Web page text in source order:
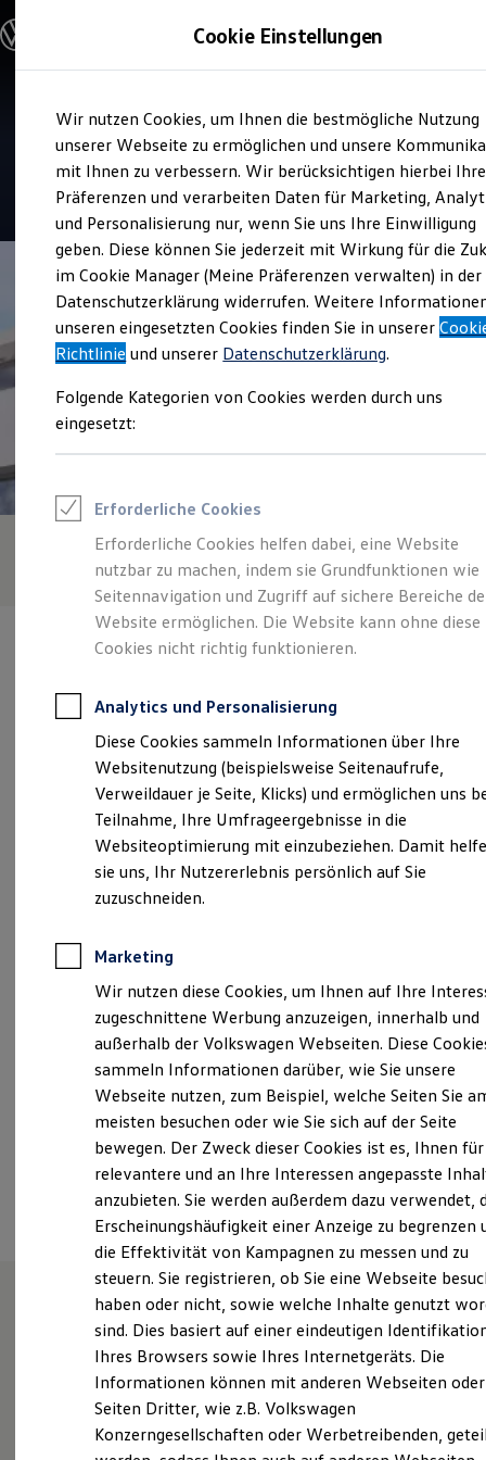
Hauptinhalt
springen
Footer
springen
Modelle und Konfigurator
Modelle vergleichen
Elektroautos
ENERGY Sondermodelle
Nutzfahrzeuge
SUV und CUV
Familienautos
Kombis
Kompaktwagen
Sportwagen
Schnell verfügbare Fahrzeuge
Angebote und Produkte
Aktuelle Angebote
E-Auto-Förderung
Volkswagen Marktplatz
Junge Gebrauchtwagen und Gebrauchtwagen
Volkswagen Zertifizierte Gebrauchtwagen
Zubehör- und Serviceangebote
Leasing
Leasing-Angebote
Gebrauchtwagen Leasing
Junge Gebrauchtwagen-Leasing
Elektroauto Leasing
Kleinwagen-Leasing
Leasing ohne Anzahlung
Finanzierung
Kfz-Versicherung
Restschuldversicherungen
Garantien
Wartungsverträge
Geschäftskunden
Professional Class bei Volkswagen
Großkunden
Behörden
Direktkunden
Sonderfahrzeuge
Anpfiff zum Gewinn
Elektroautos
ID. Tutorials
Elektrofahrzeugkonzepte
Reichweite
Reichweite der ID. Modelle
Reichweite im Winter
Laden
Laden unterwegs
Laden Zuhause
Ladestationen finden
Ladezeitensimulator
Batterie
Sicherheit
Garantie und Lebensdauer
Nachhaltigkeit
Technologie
Kosten und Kauf
Verbrauchskosten
Kaufoptionen
E-Auto-Förderung
Software und Konnektivität
ID. Software Versionen und Updates
Digitale Extras
Schnittstellen zu Ihrem ID.
Service
Auto-Kuhn
4.9| 114 Bewertungen
Verantwortlich für die Inhalte auf dieser Seite ist die Auto-Kuhn
Impressum & Rechtliches)
Hohenzieritzer Straße 35, 17235 Neustrelitz
mail@autokuhn.com
Montag
Sonntag
Geschlossen
Ansprechpartner
Herzlich Willkommen bei
Auto-Kuhn in Neustrelitz
Seit 1993 sind wir AUTO-KUHN in Neustrelitz. Als
Cookie Einstellungen
Wir nutzen Cookies, um Ihnen die bestmögliche Nutzung
unserer Webseite zu ermöglichen und unsere
mit Ihnen zu verbessern. Wir berücksichtigen hierbei Ihre
Präferenzen und verarbeiten Daten für Marketing,
und Personalisierung nur, wenn Sie uns Ihre Einwilligung
geben. Diese können Sie jederzeit mit Wirkung für die
im Cookie Manager (Meine Präferenzen verwalten) in der
Datenschutzerklärung widerrufen. Weitere
unseren eingesetzten Cookies finden Sie in unserer
Richtlinie und unserer Datenschutzerklärung.
Folgende Kategorien von Cookies werden durch uns
eingesetzt:
Erforderliche Cookies
Erforderliche Cookies helfen dabei, eine Website
nutzbar zu machen, indem sie Grundfunktionen wie
Seitennavigation und Zugriff auf sichere Bereiche
Website ermöglichen. Die Website kann ohne diese
Cookies nicht richtig funktionieren.
Analytics und Personalisierung
Diese Cookies sammeln Informationen über Ihre
Websitenutzung (beispielsweise Seitenaufrufe,
Verweildauer je Seite, Klicks) und ermöglichen uns
Teilnahme, Ihre Umfrageergebnisse in die
Websiteoptimierung mit einzubeziehen. Damit
sie uns, Ihr Nutzererlebnis persönlich auf Sie
zuzuschneiden.
Marketing
Wir nutzen diese Cookies, um Ihnen auf Ihre
zugeschnittene Werbung anzuzeigen, innerhalb und
außerhalb der Volkswagen Webseiten. Diese
sammeln Informationen darüber, wie Sie unsere
Webseite nutzen, zum Beispiel, welche Seiten Sie
meisten besuchen oder wie Sie sich auf der Seite
bewegen. Der Zweck dieser Cookies ist es, Ihnen für
relevantere und an Ihre Interessen angepasste
anzubieten. Sie werden außerdem dazu verwendet,
Erscheinungshäufigkeit einer Anzeige zu begrenzen
die Effektivität von Kampagnen zu messen und zu
steuern. Sie registrieren, ob Sie eine Webseite
haben oder nicht, sowie welche Inhalte genutzt
sind. Dies basiert auf einer eindeutigen
Ihres Browsers sowie Ihres Internetgeräts. Die
Informationen können mit anderen Webseiten oder
Seiten Dritter, wie z.B. Volkswagen
Konzerngesellschaften oder Werbetreibenden,